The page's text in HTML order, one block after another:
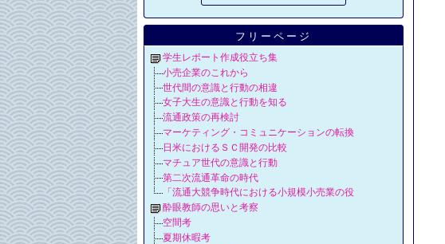
フリーページ
学生レポート作成役立ち集
小売企業のこれから
世代間の意識と行動の相違
女子大生の意識と行動を知る
流通政策の再検討
マーケティング・コミュニケーションの転換
日米におけるＳＣ開発の比較
マチュア世代の意識と行動
第二次流通革命の時代
「流通大競争時代における小規模小売業の役
酔眼教師の思いと考察
空間考
夏期休暇考